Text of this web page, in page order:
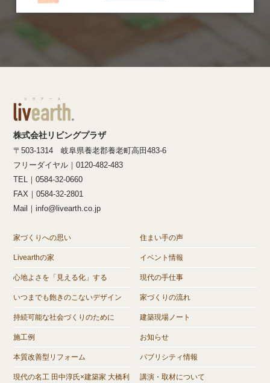
株式会社リビングプラザ
〒503-1314 岐阜県養老郡養老町高田483-6
フリーダイヤル｜0120-482-483
TEL｜0584-32-0660
FAX｜0584-32-2801
Mail｜info@livearth.co.jp
家づくりへの思い
Livearthの家
心地よさを「見える化」する
いつまでも飽きのこないデザイン
持続可能な社会づくりのために
施工例
本質改善型リフォーム
現代の名工 田中淳氏×建築家 大橋利
住まい手の声
イベント情報
現代の手仕事
家づくりの流れ
建築現場ノート
お知らせ
パブリシティ情報
講演・取材について